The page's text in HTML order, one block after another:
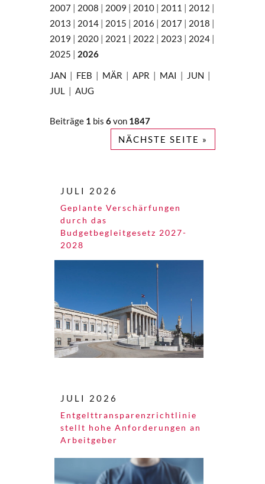
2007 | 2008 | 2009 | 2010 | 2011 | 2012 |
2013 | 2014 | 2015 | 2016 | 2017 | 2018 |
2019 | 2020 | 2021 | 2022 | 2023 | 2024 |
2025 | 2026
JAN | FEB | MÄR | APR | MAI | JUN |
JUL | AUG
Beiträge 1 bis 6von 1847
NÄCHSTE SEITE »
JULI 2026
Geplante Verschärfungen
durch das
Budgetbegleitgesetz 2027-
2028
JULI 2026
Entgelttransparenz​­richtlinie
stellt hohe Anforderungen an
Arbeitgeber